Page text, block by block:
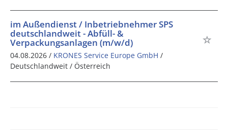
im Außendienst / Inbetriebnehmer SPS
deutschlandweit - Abfüll- &
Verpackungsanlagen (m/w/d)
04.08.2026 / KRONES Service Europe GmbH /
Deutschlandweit / Österreich